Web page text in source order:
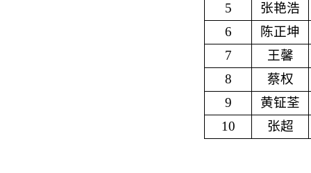
5
张艳浩
6
陈正坤
7
王馨
8
蔡权
9
黄钲荃
10
张超